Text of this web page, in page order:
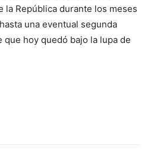
la República durante los meses
una eventual segunda
hoy quedó bajo la lupa de